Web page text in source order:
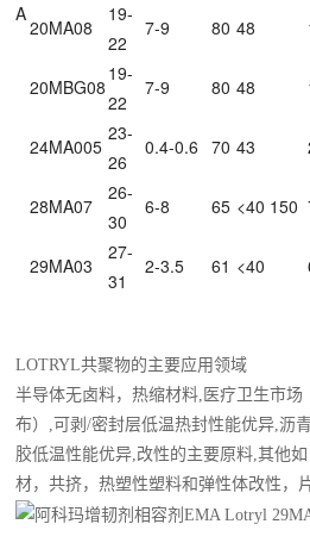
A
20MA08
19-
22
7-9 80 48
20MBG08
19-
22
7-9 80 48
24MA005
23-
26
0.4-0.6 70 43
28MA07
26-
30
6-8 65 <40 150
29MA03
27-
31
2-3.5 61 <40
LOTRYL共聚物的主要应用领域
半导体无卤料，热缩材料,医疗卫生市场
布）,可剥/密封层低温热封性能优异,沥
胶低温性能优异,改性的主要原料,其他
材，共挤，热塑性塑料和弹性体改性，